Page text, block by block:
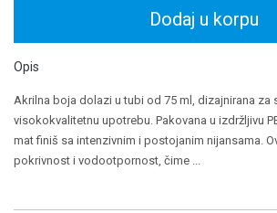
Dodaj u korpu
Opis
Akrilna boja dolazi u tubi od 75 ml, dizajnirana za
visokokvalitetnu upotrebu. Pakovana u izdržljivu
mat finiš sa intenzivnim i postojanim nijansama.
pokrivnost i vodootpornost, čime ...